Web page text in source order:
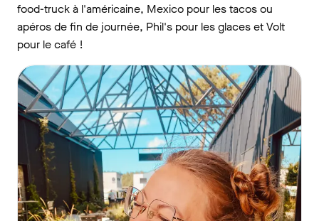
food-truck à l'américaine, Mexico pour les tacos ou
apéros de fin de journée, Phil's pour les glaces et Volt
pour le café !